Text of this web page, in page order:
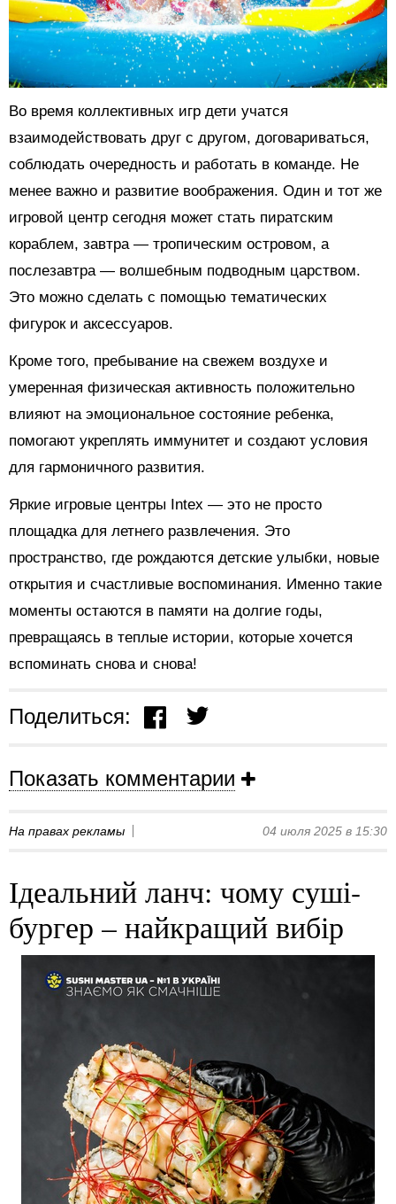
Во время коллективных игр дети учатся
взаимодействовать друг с другом, договариваться,
соблюдать очередность и работать в команде. Не
менее важно и развитие воображения. Один и тот же
игровой центр сегодня может стать пиратским
кораблем, завтра — тропическим островом, а
послезавтра — волшебным подводным царством.
Это можно сделать с помощью тематических
фигурок и аксессуаров.
Кроме того, пребывание на свежем воздухе и
умеренная физическая активность положительно
влияют на эмоциональное состояние ребенка,
помогают укреплять иммунитет и создают условия
для гармоничного развития.
Яркие игровые центры Intex — это не просто
площадка для летнего развлечения. Это
пространство, где рождаются детские улыбки, новые
открытия и счастливые воспоминания. Именно такие
моменты остаются в памяти на долгие годы,
превращаясь в теплые истории, которые хочется
вспоминать снова и снова!
Поделиться:
Показать комментарии
На правах рекламы 04 июля 2025 в 15:30
Ідеальний ланч: чому суші-
бургер – найкращий вибір